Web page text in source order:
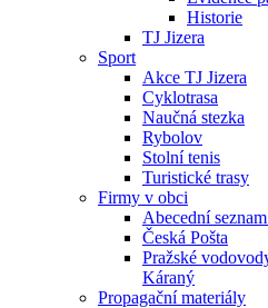
Historie
TJ Jizera
Sport
Akce TJ Jizera
Cyklotrasa
Naučná stezka
Rybolov
Stolní tenis
Turistické trasy
Firmy v obci
Abecední
Česká Pošta
Pražské
Káraný
Propagační materiály